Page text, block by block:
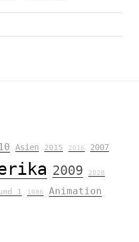
Asien 2015 2016 2007
2009 2028
1 1986 Animation